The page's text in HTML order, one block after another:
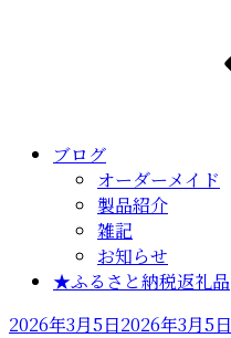
ブログ
オーダーメイド
製品紹介
雑記
お知らせ
★ふるさと納税返礼品
投
2026年3月5日2026年3月5日